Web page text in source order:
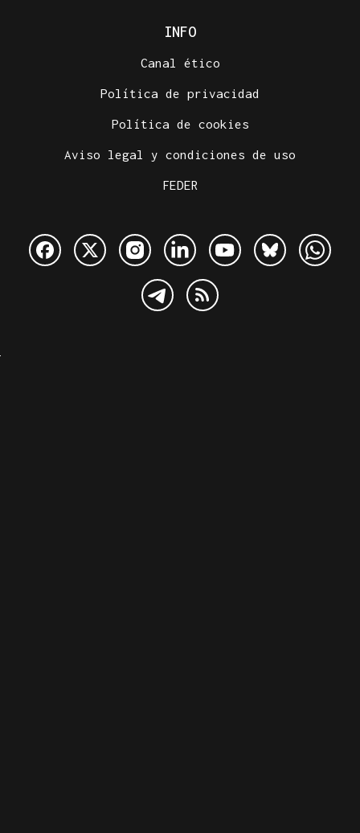
INFO
Canal ético
Política de privacidad
Política de cookies
Aviso legal y condiciones de uso
FEDER